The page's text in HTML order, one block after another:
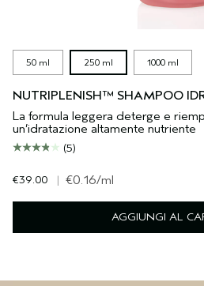
50 ml 250 ml 1000 ml
NUTRIPLENISH™ SHAMPOO
La formula leggera deterge e
un’idratazione altamente nutriente
(5)
€39.00 | €0.16/ml
AGGIUNGI AL